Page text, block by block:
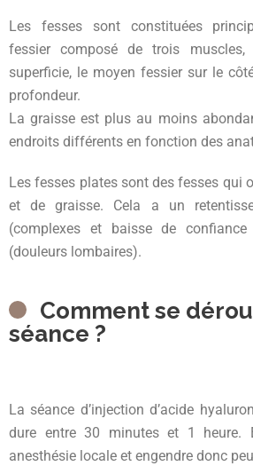
Les fesses sont constituées
fessier composé de trois
superficie, le moyen fessier sur le
profondeur.
La graisse est plus au moins
endroits différents en fonction des
Les fesses plates sont des fesses qui
et de graisse. Cela a un
(complexes et baisse de
(douleurs lombaires).
Comment se
séance ?
La séance d’injection d’acide
dure entre 30 minutes et 1 heure.
anesthésie locale et engendre donc